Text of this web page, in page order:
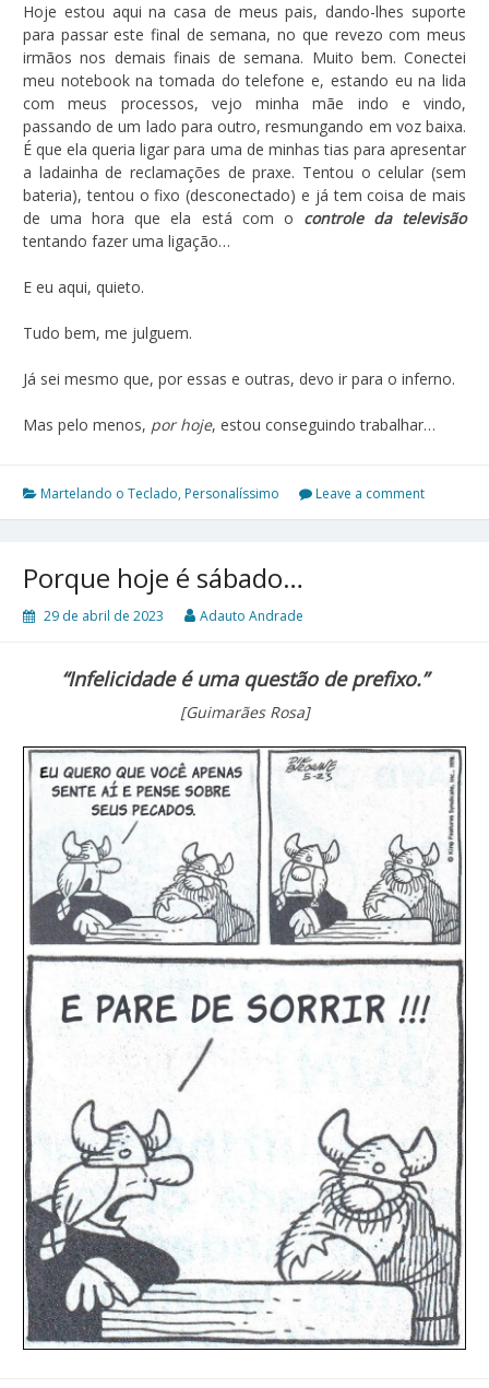
Hoje estou aqui na casa de meus pais, dando-lhes suporte
para passar este final de semana, no que revezo com meus
irmãos nos demais finais de semana. Muito bem. Conectei
meu notebook na tomada do telefone e, estando eu na lida
com meus processos, vejo minha mãe indo e vindo,
passando de um lado para outro, resmungando em voz baixa.
É que ela queria ligar para uma de minhas tias para apresentar
a ladainha de reclamações de praxe. Tentou o celular (sem
bateria), tentou o fixo (desconectado) e já tem coisa de mais
de uma hora que ela está com o controle da televisão
tentando fazer uma ligação…
E eu aqui, quieto.
Tudo bem, me julguem.
Já sei mesmo que, por essas e outras, devo ir para o inferno.
Mas pelo menos, por hoje, estou conseguindo trabalhar…
Martelando o Teclado, Personalíssimo Leave a comment
Porque hoje é sábado…
29 de abril de 2023 Adauto Andrade
“Infelicidade é uma questão de prefixo.”
[Guimarães Rosa]